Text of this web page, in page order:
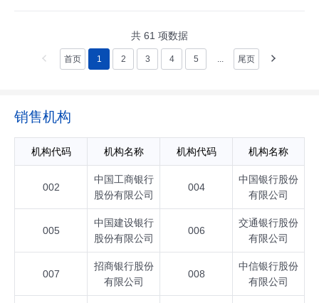
共 61 项数据
首页 1 2 3 4 5 ... 尾页
销售机构
机构代码 机构名称 机构代码 机构名称
002
中国工商银行
股份有限公司
004
中国银行股份
有限公司
005
中国建设银行
股份有限公司
006
交通银行股份
有限公司
007
招商银行股份
有限公司
008
中信银行股份
有限公司